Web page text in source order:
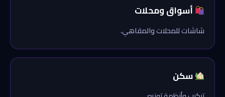
أسواق ومحلات
شاشات للمحلات والمقاهي.
سكن